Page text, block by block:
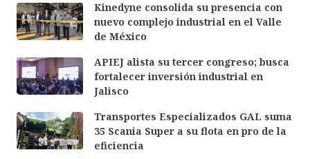
Kinedyne consolida su presencia con
nuevo complejo industrial en el Valle
de México
APIEJ alista su tercer congreso; busca
fortalecer inversión industrial en
Jalisco
Transportes Especializados GAL suma
35 Scania Super a su flota en pro de la
eficiencia